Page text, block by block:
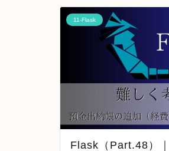
11-Flask
Flask（Part.48）